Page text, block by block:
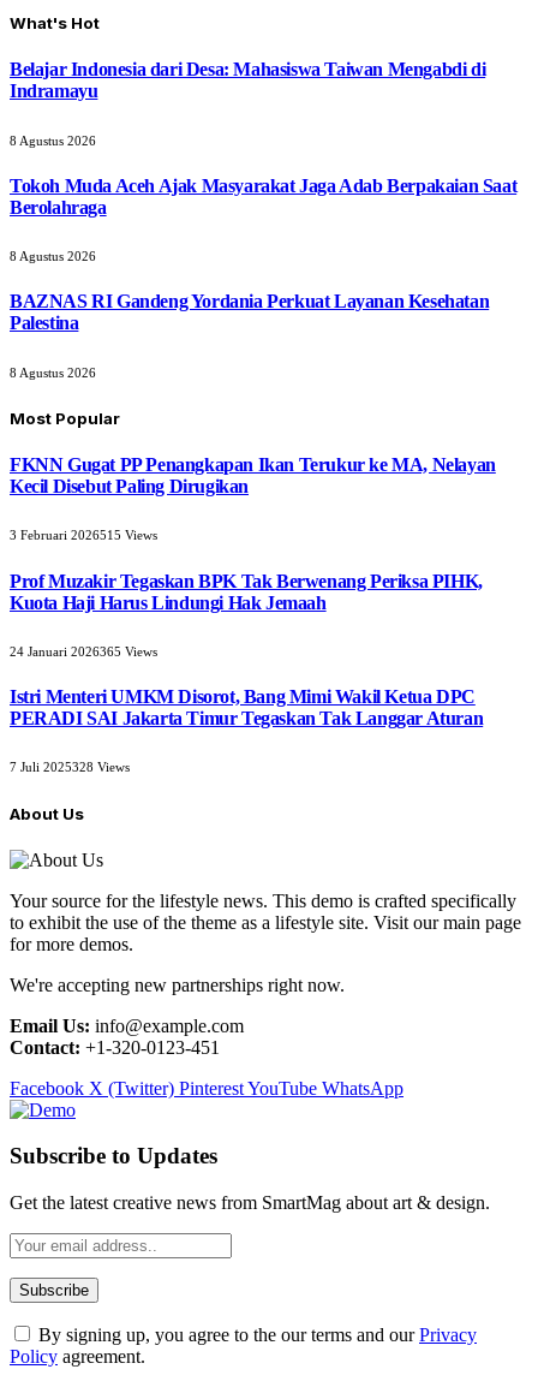
What's Hot
Belajar Indonesia dari Desa: Mahasiswa Taiwan Mengabdi di
Indramayu
8 Agustus 2026
Tokoh Muda Aceh Ajak Masyarakat Jaga Adab Berpakaian Saat
Berolahraga
8 Agustus 2026
BAZNAS RI Gandeng Yordania Perkuat Layanan Kesehatan
Palestina
8 Agustus 2026
Most Popular
FKNN Gugat PP Penangkapan Ikan Terukur ke MA, Nelayan
Kecil Disebut Paling Dirugikan
3 Februari 2026515 Views
Prof Muzakir Tegaskan BPK Tak Berwenang Periksa PIHK,
Kuota Haji Harus Lindungi Hak Jemaah
24 Januari 2026365 Views
Istri Menteri UMKM Disorot, Bang Mimi Wakil Ketua DPC
PERADI SAI Jakarta Timur Tegaskan Tak Langgar Aturan
7 Juli 2025328 Views
About Us
Your source for the lifestyle news. This demo is crafted specifically
to exhibit the use of the theme as a lifestyle site. Visit our main page
for more demos.
We're accepting new partnerships right now.
Email Us: info@example.com
Contact: +1-320-0123-451
Facebook X (Twitter) PinterestYouTube WhatsApp
Subscribe to Updates
Get the latest creative news from SmartMag about art & design.
By signing up, you agree to the our terms and ourPrivacy
Policy agreement.